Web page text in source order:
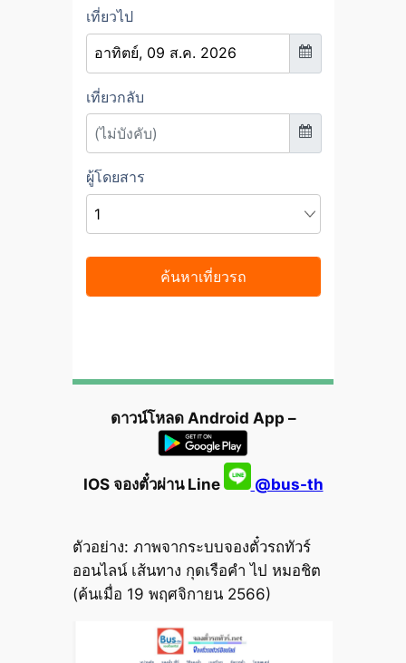
ดาวน์โหลด Android App –
IOS จองตั๋วผ่าน Line @bus-th
ตัวอย่าง: ภาพจากระบบจองตั๋วรถทัวร์
ออนไลน์ เส้นทาง กุดเรือคำ ไป หมอชิต
(ค้นเมื่อ 19 พฤศจิกายน 2566)